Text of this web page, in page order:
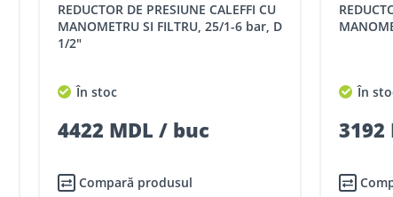
REDUCTOR DE PRESIUNE CALEFFI CU
MANOMETRU SI FILTRU, 25/1-6 bar, D
1/2"
În stoc
4422 MDL / buc
Compară produsul
REDUCTOR DE PRESIUNE CALEFFI CU
În
3192